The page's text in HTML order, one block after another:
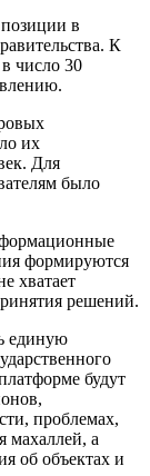
в
К
число 30
их
Для
было
формируются
хватает
решений.
единую
будут
проблемах,
махаллей, а
об объектах и